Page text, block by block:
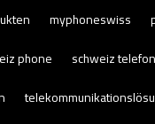
myphoneswiss
phone
schweiz telefon